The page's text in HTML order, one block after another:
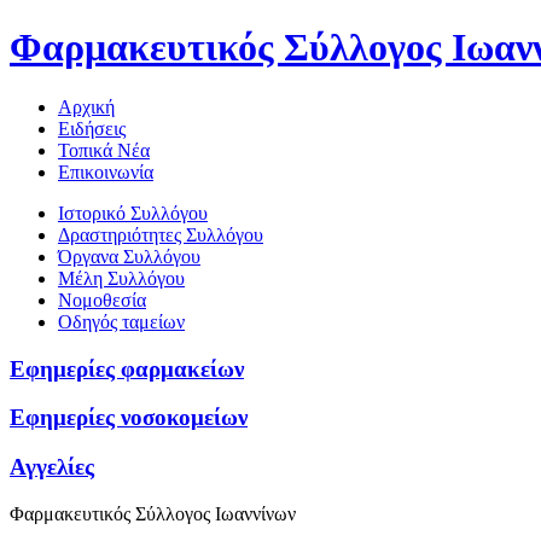
Φαρμακευτικός Σύλλογος
Αρχική
Ειδήσεις
Τοπικά Νέα
Επικοινωνία
Ιστορικό Συλλόγου
Δραστηριότητες Συλλόγου
Όργανα Συλλόγου
Μέλη Συλλόγου
Νομοθεσία
Οδηγός ταμείων
Εφημερίες φαρμακείων
Εφημερίες νοσοκομείων
Αγγελίες
Φαρμακευτικός Σύλλογος Ιωαννίνων